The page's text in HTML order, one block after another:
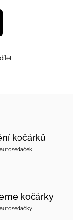
kočárků
kočárky